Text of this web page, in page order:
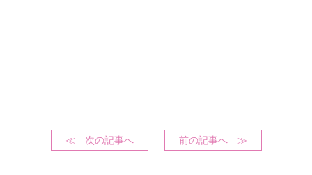
≪ 次の記事へ 前の記事へ ≫